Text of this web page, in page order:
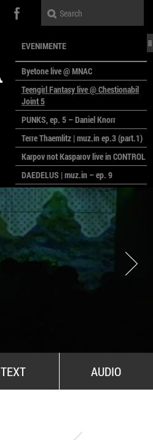
EVENIMENTE
Byetone live @ MNAC
Teengirl Fantasy live @ Chestionabil
Joint 5
PUNKS, ep. 5 – Daniel Knorr
Terre Thaemlitz | muz.in ep.3 (part.1)
Karpov not Kasparov live in CONTROL
DAEDELUS | muz.in – ep. 9
LALELE, LALELE – prima premieră a
anului la MACAZ
CinePOLSKA – filme poloneze la
București
PEOPLE OF ROMANIA se lansează la
galeria Simeza
All Stars For Outernational
TEXT AUDIO